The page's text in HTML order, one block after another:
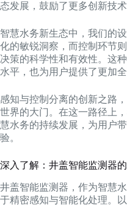
态发展，鼓励了更多创新技术
智慧水务新生态中，我们的
化的敏锐洞察，而控制环节
决策的科学性和有效性。这
水平，也为用户提供了更加
感知与控制分离的创新之路
世界的大门。在这一路径上
慧水务的持续发展，为用户
验。
深入了解：井盖智能监测器
井盖智能监测器，作为智慧
于精密感知与智能化处理。